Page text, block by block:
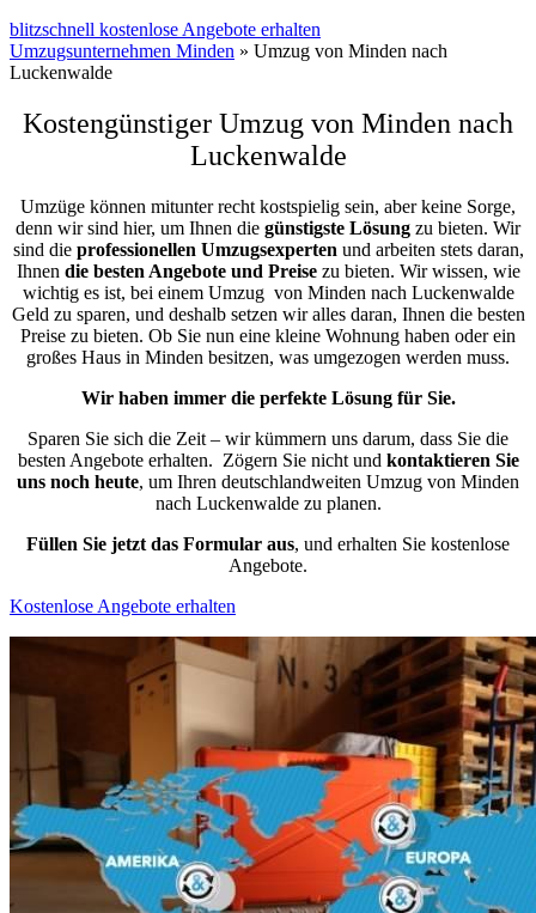
blitzschnell kostenlose Angebote erhalten
Umzugsunternehmen Minden » Umzug von Minden nach
Luckenwalde
Kostengünstiger Umzug von Minden nach
Luckenwalde
Umzüge können mitunter recht kostspielig sein, aber keine Sorge,
denn wir sind hier, um Ihnen die günstigste Lösung zu bieten. Wir
sind die professionellen Umzugsexperten und arbeiten stets daran,
Ihnen die besten Angebote und Preisezu bieten. Wir wissen, wie
wichtig es ist, bei einem Umzug von Minden nach Luckenwalde
Geld zu sparen, und deshalb setzen wir alles daran, Ihnen die besten
Preise zu bieten. Ob Sie nun eine kleine Wohnung haben oder ein
großes Haus in Minden besitzen, was umgezogen werden muss.
Wir haben immer die perfekte Lösung für Sie.
Sparen Sie sich die Zeit – wir kümmern uns darum, dass Sie die
besten Angebote erhalten. Zögern Sie nicht und kontaktieren Sie
uns noch heute, um Ihren deutschlandweiten Umzug von Minden
nach Luckenwalde zu planen.
Füllen Sie jetzt das Formular aus, und erhalten Sie kostenlose
Angebote.
Kostenlose Angebote erhalten